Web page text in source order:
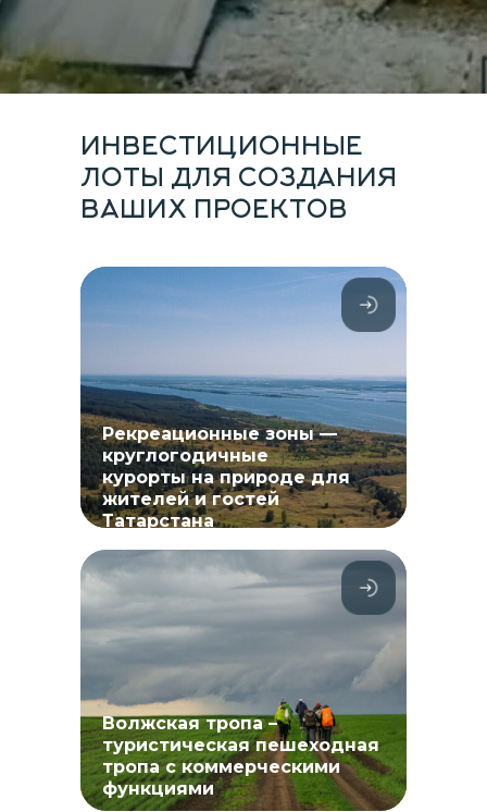
ИНВЕСТИЦИОННЫЕ
ЛОТЫ ДЛЯ СОЗДАНИЯ
ВАШИХ ПРОЕКТОВ
Рекреационные зоны —
круглогодичные
курорты на природе для
жителей и гостей
Татарстана
Волжская тропа –
туристическая пешеходная
тропа с коммерческими
функциями